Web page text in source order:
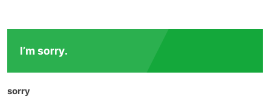
I’m sorry.
sorry